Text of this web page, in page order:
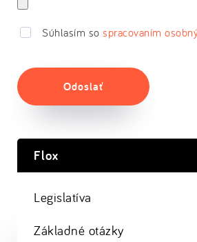
Súhlasím so spracovaním
Odoslať
Flox
Legislatíva
Základné otázky